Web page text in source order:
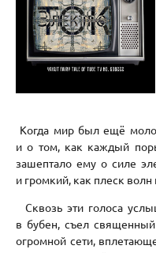
Когда мир был ещё
и о том, как каждый
зашептало ему о силе
и громкий, как плеск волн
Сквозь эти голоса
в бубен, съел
огромной сети,